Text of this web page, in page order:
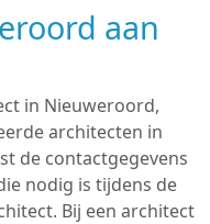
aan
in Nieuweroord,
architecten in
de contactgegevens
nodig is tijdens de
Bij een architect